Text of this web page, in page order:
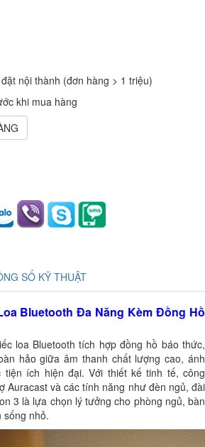
nội thành (đơn hàng > 1 triệu)
khi mua hàng
SỐ KỸ THUẬT
Bluetooth Đa Năng Kèm Đồng Hồ
loa Bluetooth tích hợp đồng hồ báo thức,
hảo giữa âm thanh chất lượng cao, ánh
tiện ích hiện đại. Với thiết kế tinh tế, công
Auracast và các tính năng như đèn ngủ, đài
3 là lựa chọn lý tưởng cho phòng ngủ, bàn
sống nhỏ.